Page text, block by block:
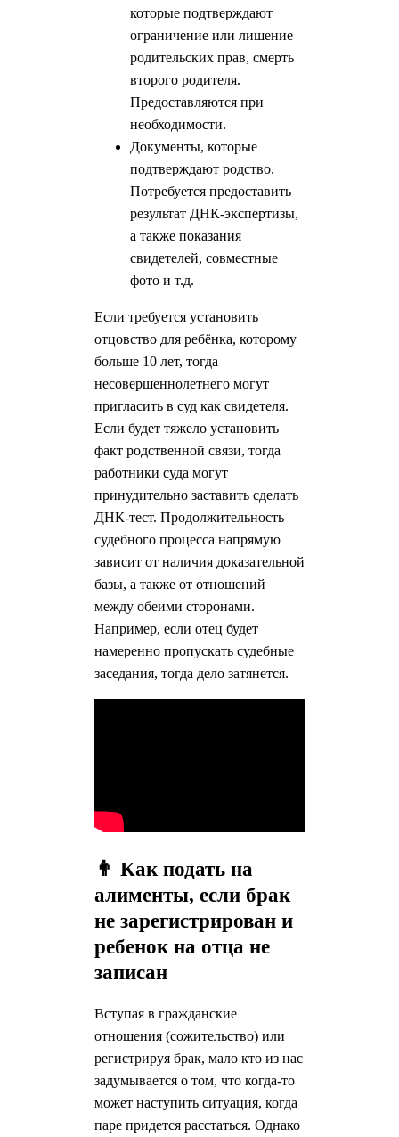
которые подтверждают
ограничение или лишение
родительских прав, смерть
второго родителя.
Предоставляются при
необходимости.
Документы, которые
подтверждают родство.
Потребуется предоставить
результат ДНК-экспертизы,
а также показания
свидетелей, совместные
фото и т.д.
Если требуется установить
отцовство для ребёнка, которому
больше 10 лет, тогда
несовершеннолетнего могут
пригласить в суд как свидетеля.
Если будет тяжело установить
факт родственной связи, тогда
работники суда могут
принудительно заставить сделать
ДНК-тест. Продолжительность
судебного процесса напрямую
зависит от наличия доказательной
базы, а также от отношений
между обеими сторонами.
Например, если отец будет
намеренно пропускать судебные
заседания, тогда дело затянется.
👨 Как подать на
алименты, если брак
не зарегистрирован и
ребенок на отца не
записан
Вступая в гражданские
отношения (сожительство) или
регистрируя брак, мало кто из нас
задумывается о том, что когда-то
может наступить ситуация, когда
паре придется расстаться. Однако